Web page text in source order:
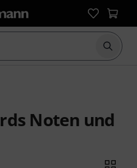
Suche
Noten und